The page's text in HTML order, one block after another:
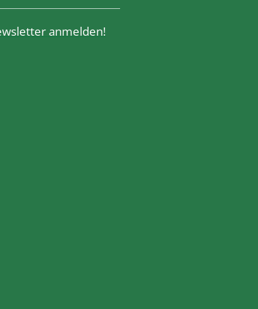
anmelden!